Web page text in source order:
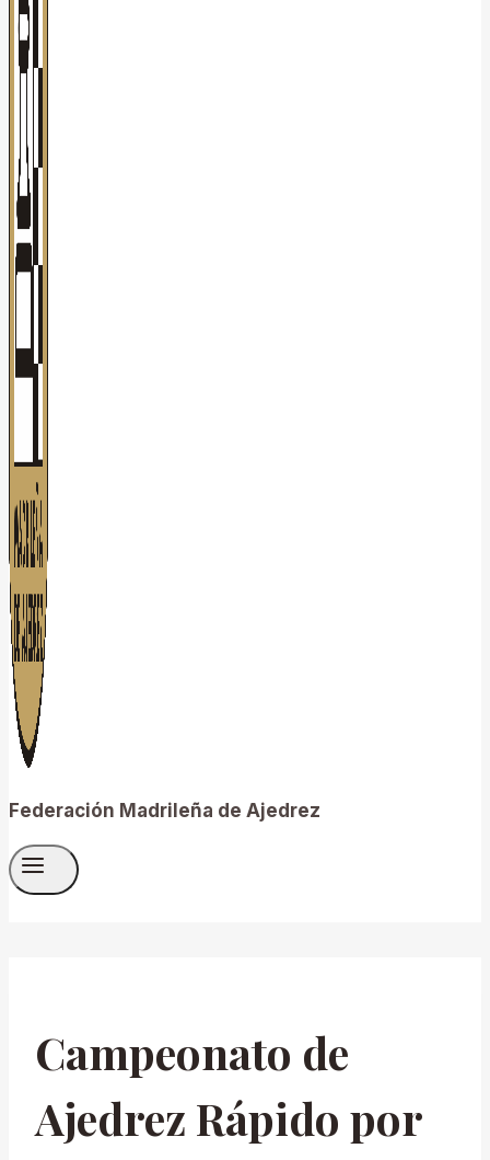
Federación Madrileña de Ajedrez
Campeonato de
Ajedrez Rápido por